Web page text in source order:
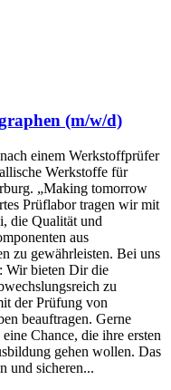
(m/w/d)
einem Werkstoffprüfer
Werkstoffe für
„Making tomorrow
Prüflabor tragen wir mit
die Qualität und
aus
zu gewährleisten. Bei uns
Wir bieten Dir die
zu
der Prüfung von
beauftragen. Gerne
Chance, die ihre ersten
gehen wollen. Das
und sicheren...